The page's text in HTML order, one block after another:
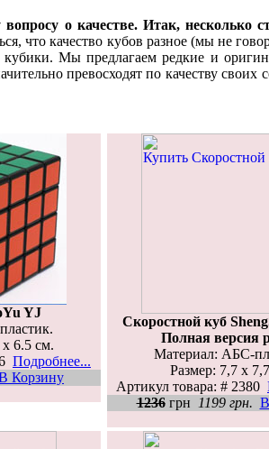
о качестве. Итак, несколько
что качество кубов разное (мы не
Мы предлагаем редкие и
превосходят по качеству своих
YJ
6.5 см.
Подробнее...
Корзину
Скоростной куб
Полная версия
Материал: АБС-
Размер: 7,7 х
Артикул товара: # 2380
1236грн 1199 грн.